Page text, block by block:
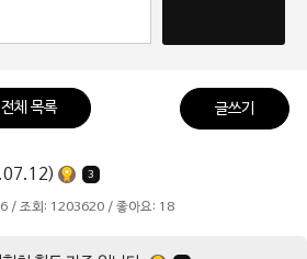
전체 목록 글쓰기
3
/ 조회: 1203620 / 좋아요: 18